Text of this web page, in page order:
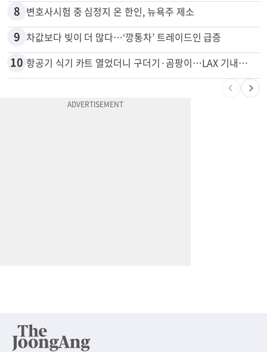
7 부에나파크 한인타운에 281유닛 주거단지 들어선다
8 변호사시험 중 심정지 온 한인, 뉴욕주 제소
9 차값보다 빚이 더 많다…‘깡통차’ 트레이드인 급증
항공기 식기 카트 열었더니 구더기·곰팡이…LAX 기내식 업체 논란